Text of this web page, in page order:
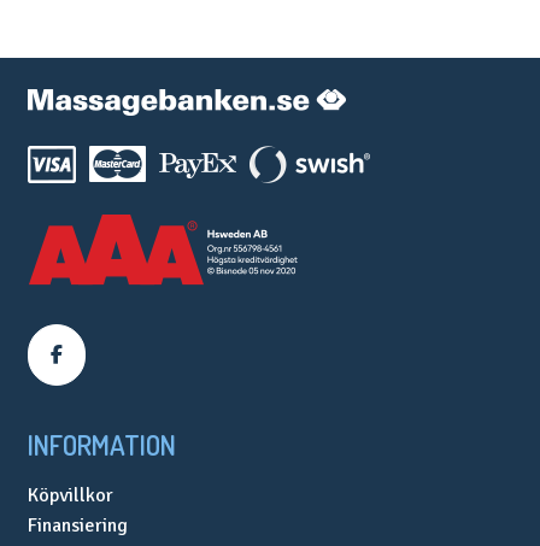
INFORMATION
Köpvillkor
Finansiering